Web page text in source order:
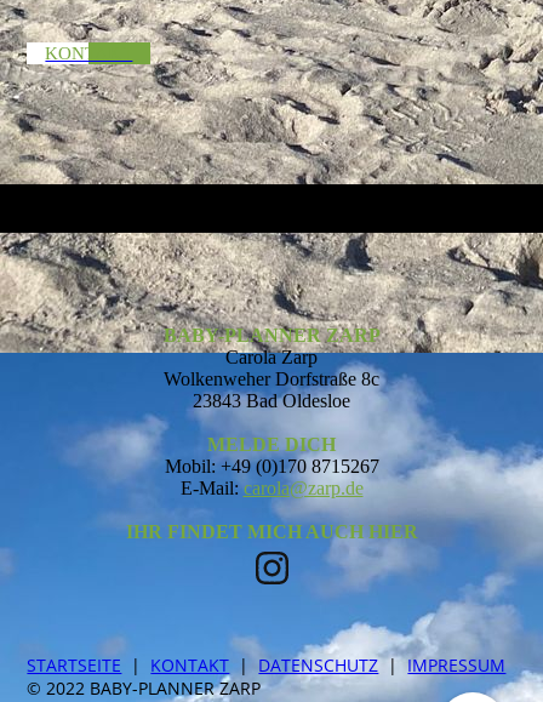
KONTAKT
BABY-PLANNER ZARP
Carola Zarp
Wolkenweher Dorfstraße 8c
23843 Bad Oldesloe
MELDE DICH
Mobil: +49 (0)170 8715267
E-Mail:carola@zarp.de
IHR FINDET MICH AUCH HIER
STARTSEITE | KONTAKT | DATEN­SCHUTZ|IMPRESSUM
© 2022 BABY-PLANNER ZARP